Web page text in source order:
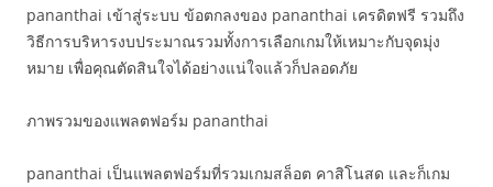
pananthai เข้าสู่ระบบ ข้อตกลงของ pananthai เครดิตฟรี รวมถึง
วิธีการบริหารงบประมาณรวมทั้งการเลือกเกมให้เหมาะกับจุดมุ่ง
หมาย เพื่อคุณตัดสินใจได้อย่างแน่ใจแล้วก็ปลอดภัย
ภาพรวมของแพลตฟอร์ม pananthai
pananthai เป็นแพลตฟอร์มที่รวมเกมสล็อต คาสิโนสด และก็เกม